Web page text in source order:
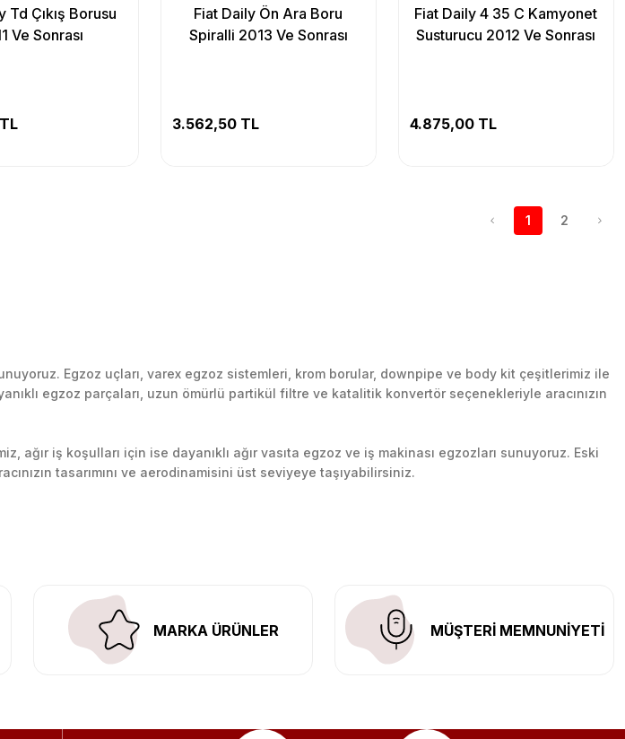
Td Çıkış Borusu
Ve Sonrası
Fiat Daily Ön Ara Boru
Spiralli 2013 Ve Sonrası
3.562,50 TL
Fiat Daily 4 35 C Kamyonet
Susturucu 2012 Ve Sonrası
4.875,00 TL
1 2
Egzoz uçları, varex egzoz sistemleri, krom borular, downpipe ve body kit çeşitlerimiz ile
egzoz parçaları, uzun ömürlü partikül filtre ve katalitik konvertör seçenekleriyle aracınızın
iş koşulları için ise dayanıklı ağır vasıta egzoz ve iş makinası egzozları sunuyoruz. Eski
tasarımını ve aerodinamisini üst seviyeye taşıyabilirsiniz.
montaj yapıyor, Türkiye’nin her yerine güvenli kargo ile teslimat gerçekleştiriyoruz.
MARKA ÜRÜNLER MÜŞTERİ MEMNUNİYETİ